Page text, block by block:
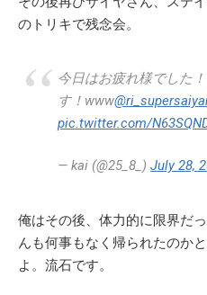
のトリキで残念会。
今日はお疲れ様でした
す！www
pic.twitter.com/
— kai (@25_8_) July 28,
俺はその後、体力的に限界だ
んも何事もなく帰られたのか
よ。流石です。